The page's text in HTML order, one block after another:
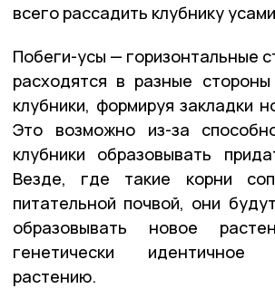
всего рассадить клубнику
Побеги-усы — горизонтальные
расходятся в разные
клубники, формируя закладки
Это возможно из-за
клубники образовывать
Везде, где такие корни
питательной почвой, они
образовывать новое
генетически идентичное
растению.